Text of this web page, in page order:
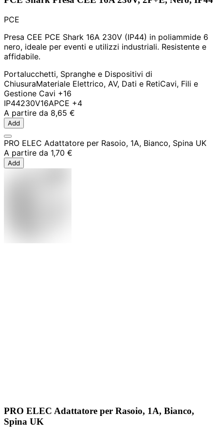
PCE
Presa CEE PCE Shark 16A 230V (IP44) in poliammide 6
nero, ideale per eventi e utilizzi industriali. Resistente e
affidabile.
Portalucchetti, Spranghe e Dispositivi di
ChiusuraMateriale Elettrico, AV, Dati e RetiCavi, Fili e
Gestione Cavi +16
IP44230V16APCE +4
A partire da 8,65 €
Add
PRO ELEC Adattatore per Rasoio, 1A, Bianco, Spina UK
A partire da 1,70 €
Add
PRO ELEC Adattatore per Rasoio, 1A, Bianco,
Spina UK